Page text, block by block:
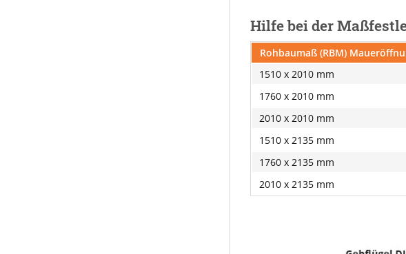
Hilfe bei der
Rohbaumaß (RBM)
1510 x 2010 mm
1760 x 2010 mm
2010 x 2010 mm
1510 x 2135 mm
1760 x 2135 mm
2010 x 2135 mm